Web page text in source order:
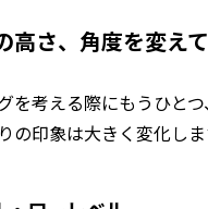
高さ、角度を変え
を考える際にもうひと
の印象は大きく変化しま